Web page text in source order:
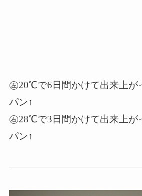
㊧20℃で6日間かけて出来上が
パン↑
㊨28℃で3日間かけて出来上が
パン↑